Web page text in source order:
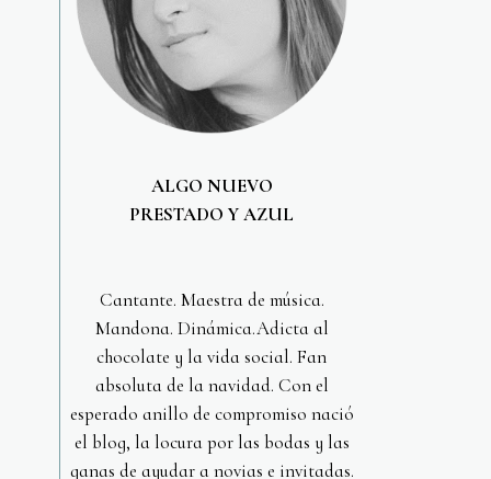
ALGO NUEVO
PRESTADO Y AZUL
Cantante. Maestra de música.
Mandona. Dinámica.Adicta al
chocolate y la vida social. Fan
absoluta de la navidad. Con el
esperado anillo de compromiso nació
el blog, la locura por las bodas y las
ganas de ayudar a novias e invitadas.